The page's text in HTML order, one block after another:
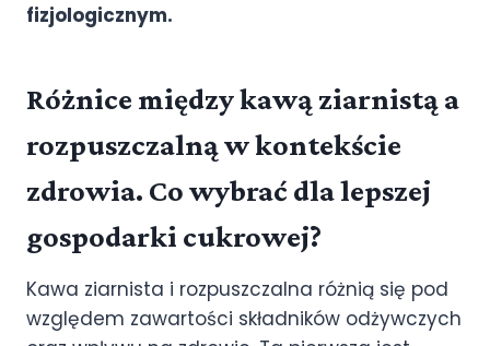
fizjologicznym.
Różnice między kawą ziarnistą a
rozpuszczalną w kontekście
zdrowia. Co wybrać dla lepszej
gospodarki cukrowej?
Kawa ziarnista i rozpuszczalna różnią się pod
względem zawartości składników odżywczych